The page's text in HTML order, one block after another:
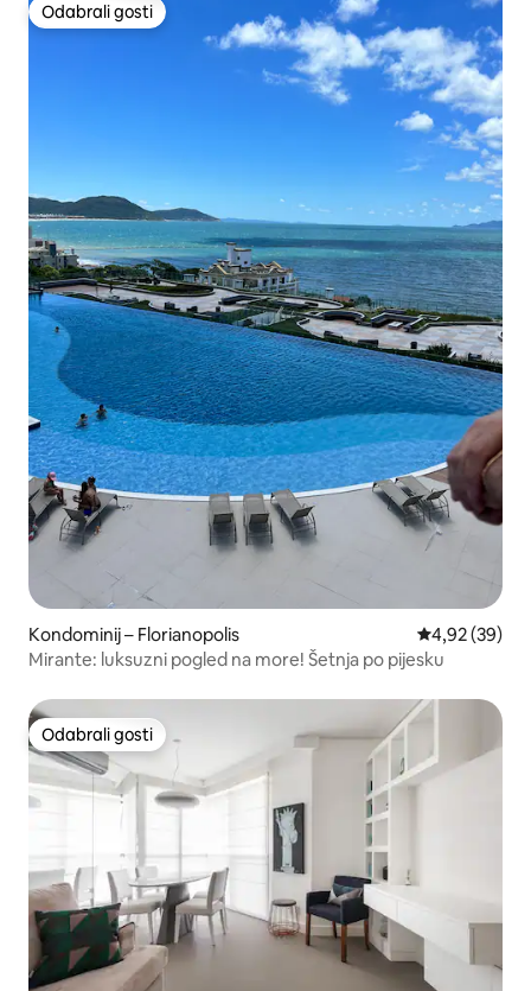
Odabrali gosti
Odabrali gosti
Kondominij – Florianopolis Prosječna
4,92 (39)
Mirante: luksuzni pogled na more! Šetnja po pijesku
Odabrali gosti
Odabrali gosti